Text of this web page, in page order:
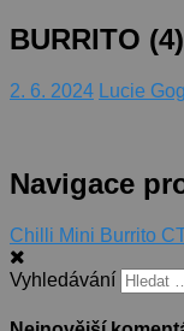
BURRITO (4)
2. 6. 2024 Lucie
Navigace
Chilli Mini Burrito
Vyhledávání